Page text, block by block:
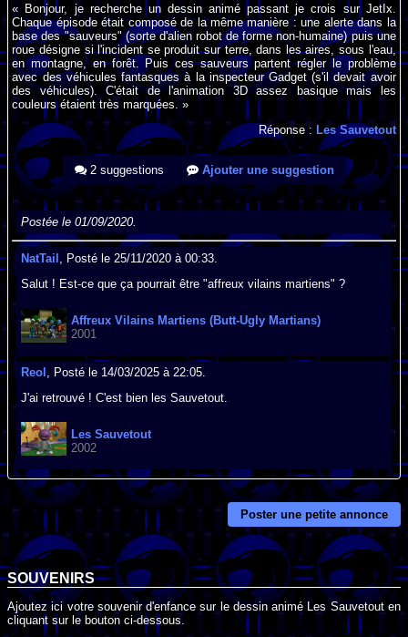
« Bonjour, je recherche un dessin animé passant je crois sur JetIx.
Chaque épisode était composé de la même manière : une alerte dans la
base des "sauveurs" (sorte d'alien robot de forme non-humaine) puis une
roue désigne si l'incident se produit sur terre, dans les aires, sous l'eau,
en montagne, en forêt. Puis ces sauveurs partent régler le problème
avec des véhicules fantasques à la inspecteur Gadget (s'il devait avoir
des véhicules). C'était de l'animation 3D assez basique mais les
couleurs étaient très marquées. »
Réponse : Les Sauvetout
2 suggestions Ajouter une suggestion
Postée le 01/09/2020.
NatTail , Posté le 25/11/2020 à 00:33.
Salut ! Est-ce que ça pourrait être "affreux vilains martiens" ?
Affreux Vilains Martiens (Butt-Ugly Martians)
2001
Reol
, Posté le 14/03/2025 à 22:05.
J'ai retrouvé ! C'est bien les Sauvetout.
Les Sauvetout
2002
Poster une petite annonce
SOUVENIRS
Ajoutez ici votre souvenir d'enfance sur le dessin animé Les Sauvetout en
cliquant sur le bouton ci-dessous.